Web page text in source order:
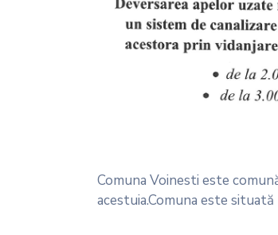
Comuna Voinesti este
acestuia.Comuna este